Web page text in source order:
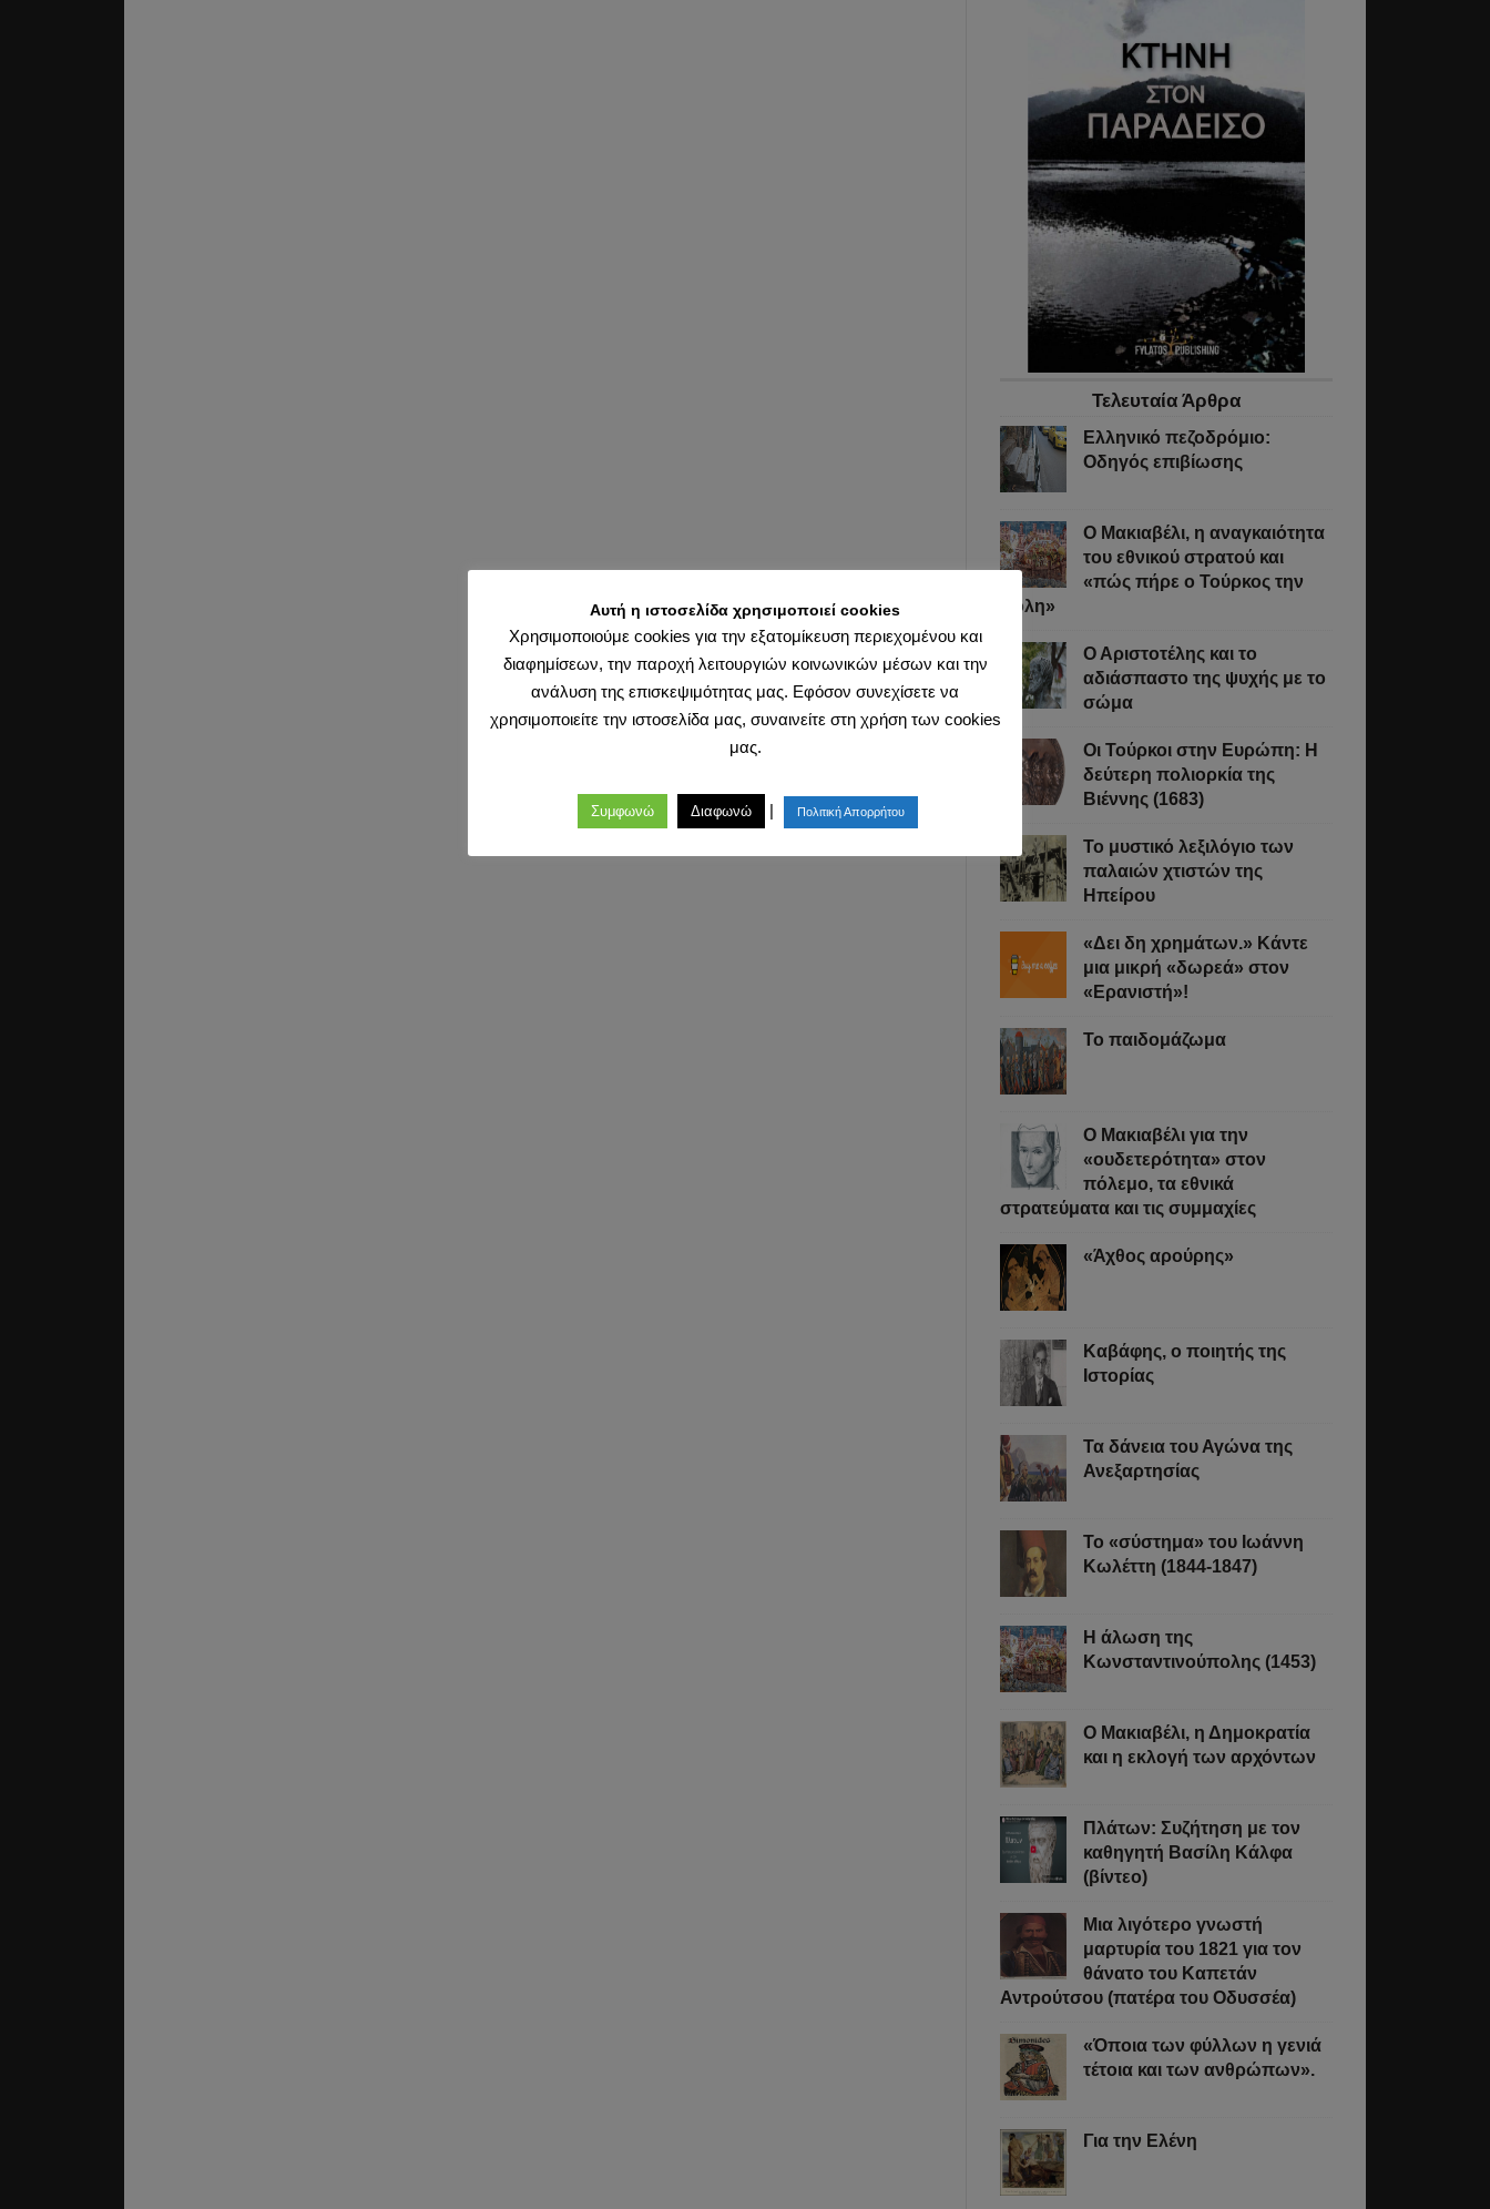
Τελευταία Άρθρα
Ελληνικό πεζοδρόμιο:
Οδηγός επιβίωσης
Ο Μακιαβέλι, η αναγκαιότητα
του εθνικού στρατού και
«πώς πήρε ο Τούρκος την
Πόλη»
Ο Αριστοτέλης και το
αδιάσπαστο της ψυχής με το
σώμα
Οι Τούρκοι στην Ευρώπη: Η
δεύτερη πολιορκία της
Βιέννης (1683)
Το μυστικό λεξιλόγιο των
παλαιών χτιστών της
Ηπείρου
«Δει δη χρημάτων.» Κάντε
μια μικρή «δωρεά» στον
«Ερανιστή»!
Το παιδομάζωμα
O Μακιαβέλι για την
«ουδετερότητα» στον
πόλεμο, τα εθνικά
στρατεύματα και τις συμμαχίες
«Άχθος αρούρης»
Καβάφης, ο ποιητής της
Ιστορίας
Τα δάνεια του Αγώνα της
Ανεξαρτησίας
Το «σύστημα» του Ιωάννη
Κωλέττη (1844-1847)
Η άλωση της
Κωνσταντινούπολης (1453)
Ο Μακιαβέλι, η Δημοκρατία
και η εκλογή των αρχόντων
Πλάτων: Συζήτηση με τον
καθηγητή Βασίλη Κάλφα
(βίντεο)
Μια λιγότερο γνωστή
μαρτυρία του 1821 για τον
θάνατο του Καπετάν
Αντρούτσου (πατέρα του Οδυσσέα)
«Όποια των φύλλων η γενιά
τέτοια και των ανθρώπων».
Για την Ελένη
Αυτή η ιστοσελίδα χρησιμοποιεί cookies
Χρησιμοποιούμε cookies για την εξατομίκευση περιεχομένου και
διαφημίσεων, την παροχή λειτουργιών κοινωνικών μέσων και την
ανάλυση της επισκεψιμότητας μας. Εφόσον συνεχίσετε να
χρησιμοποιείτε την ιστοσελίδα μας, συναινείτε στη χρήση των cookies
μας.
Συμφωνώ Διαφωνώ | Πολιτική Απορρήτου